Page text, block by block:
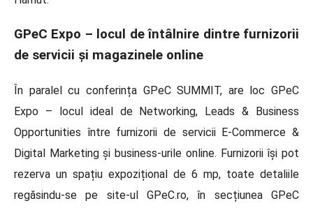
GPeC Expo – locul de întâlnire dintre furnizorii
de servicii și magazinele online
În paralel cu conferința GPeC SUMMIT, are loc GPeC
Expo – locul ideal de Networking, Leads & Business
Opportunities între furnizorii de servicii E-Commerce &
Digital Marketing și business-urile online. Furnizorii își pot
rezerva un spațiu expozițional de 6 mp, toate detaliile
regăsindu-se pe site-ul GPeC.ro, în secțiunea GPeC